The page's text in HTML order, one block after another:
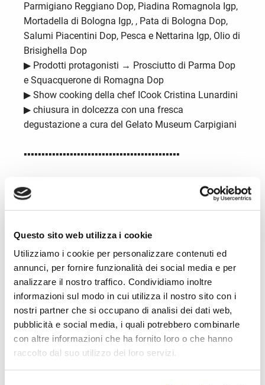
Questo sito web utilizza i cookie
Utilizziamo i cookie per personalizzare contenuti ed
annunci, per fornire funzionalità dei social media e per
analizzare il nostro traffico. Condividiamo inoltre
informazioni sul modo in cui utilizza il nostro sito con i
nostri partner che si occupano di analisi dei dati web,
pubblicità e social media, i quali potrebbero combinarle
con altre informazioni che ha fornito loro o che hanno
raccolto dal suo utilizzo dei loro servizi.
Parmigiano Reggiano Dop, Piadina Romagnola Igp,
Mortadella di Bologna Igp, , Pata di Bologna Dop,
Salumi Piacentini Dop, Pesca e Nettarina Igp, Olio di
Brisighella Dop
▶︎ Prodotti protagonisti → Prosciutto di Parma Dop
e Squacquerone di Romagna Dop
▶︎ Show cooking della chef ICook Cristina Lunardini
▶︎ chiusura in dolcezza con una fresca
degustazione a cura del Gelato Museum Carpigiani
▪︎▪︎▪︎▪︎▪︎▪︎▪︎▪︎▪︎▪︎▪︎▪︎▪︎▪︎▪︎▪︎▪︎▪︎▪︎▪︎▪︎▪︎▪︎▪︎▪︎▪︎▪︎▪︎▪︎▪︎▪︎▪︎▪︎▪︎▪︎▪︎▪︎▪︎▪︎▪︎▪︎▪︎▪︎▪︎
Incursioni musicale live con gli artisti dell'Osteria del
Mandolino
CONTEST E SELFIE CORNER
▶︎ L’ALBERO DELLE RICETTE: mandaci su facebook
o via mail (press@agenziaprimapagina.it) la tua
ricetta a base di prosciutto di Parma Dop e
Squacquerone di Romagna Dop, hai diritto subito
ad una riduzione sul biglietto di ingresso e vinci